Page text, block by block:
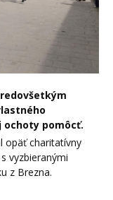
ochoty pomôcť.
opäť charitatívny
vyzbieranými
z Brezna.